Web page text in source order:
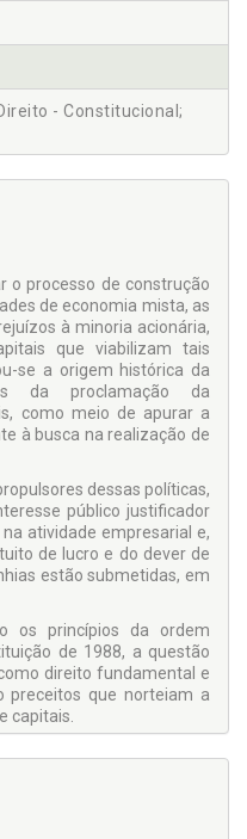
- Constitucional;
o processo de construção
de economia mista, as
à minoria acionária,
que viabilizam tais
se a origem histórica da
da proclamação da
como meio de apurar a
à busca na realização de
dessas políticas,
público justificador
atividade empresarial e,
de lucro e do dever de
estão submetidas, em
os princípios da ordem
de 1988, a questão
direito fundamental e
preceitos que norteiam a
capitais.
a questão societária,
do Estado (muitas